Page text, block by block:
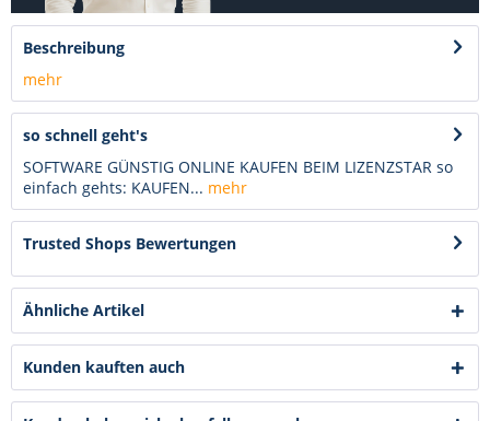
Beschreibung
mehr
so schnell geht's
SOFTWARE GÜNSTIG ONLINE KAUFEN BEIM LIZENZSTAR so
einfach gehts: KAUFEN... mehr
Trusted Shops Bewertungen
Ähnliche Artikel
Kunden kauften auch